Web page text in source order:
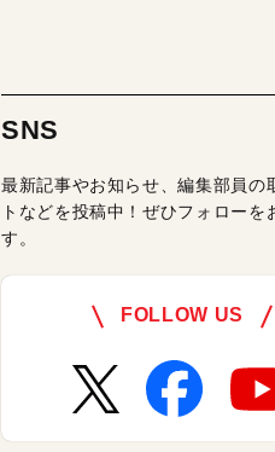
SNS
最新記事やお知らせ、編集部員の
トなどを投稿中！ぜひフォローを
す。
FOLLOW US